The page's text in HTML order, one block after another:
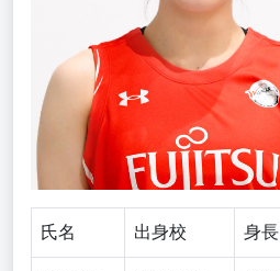
氏名 出身校 身長